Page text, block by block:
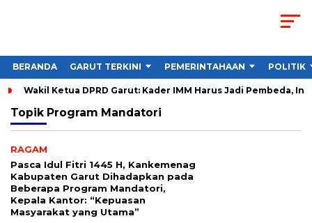
BERANDA GARUT TERKINI PEMERINTAHAAN POLITIK
Wakil Ketua DPRD Garut: Kader IMM Harus Jadi Pembeda, Ini
Topik Program Mandatori
RAGAM
Pasca Idul Fitri 1445 H, Kankemenag
Kabupaten Garut Dihadapkan pada
Beberapa Program Mandatori,
Kepala Kantor: “Kepuasan
Masyarakat yang Utama”